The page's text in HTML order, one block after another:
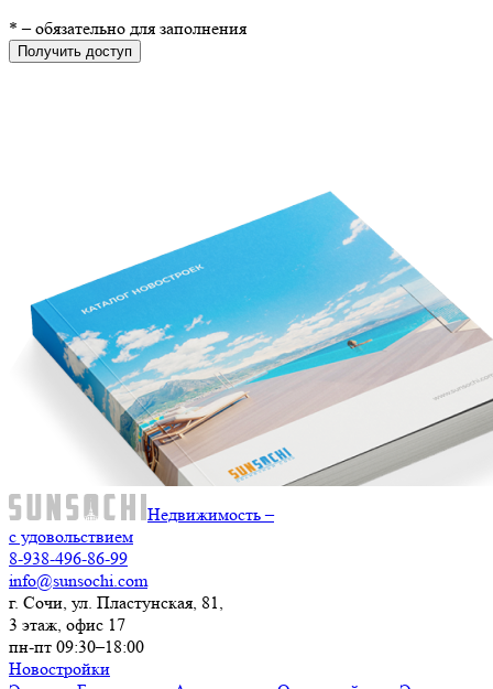
* – обязательно для заполнения
Получить доступ
Недвижимость –
с удовольствием
8-938-496-86-99
info@sunsochi.com
г. Сочи, ул. Пластунская, 81,
3 этаж, офис 17
пн-пт 09:30–18:00
Новостройки